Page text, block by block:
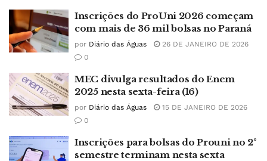
Inscrições do ProUni 2026 começam
com mais de 36 mil bolsas no Paraná
por Diário das Águas
26 DE JANEIRO DE 2026
0
MEC divulga resultados do Enem
2025 nesta sexta-feira (16)
por Diário das Águas
15 DE JANEIRO DE 2026
0
Inscrições para bolsas do Prouni no 2°
semestre terminam nesta sexta